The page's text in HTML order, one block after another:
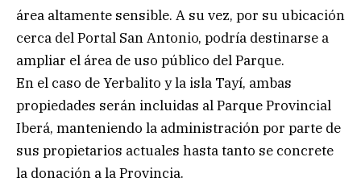
área altamente sensible. A su vez, por su ubicación
cerca del Portal San Antonio, podría destinarse a
ampliar el área de uso público del Parque.
En el caso de Yerbalito y la isla Tayí, ambas
propiedades serán incluidas al Parque Provincial
Iberá, manteniendo la administración por parte de
sus propietarios actuales hasta tanto se concrete
la donación a la Provincia.